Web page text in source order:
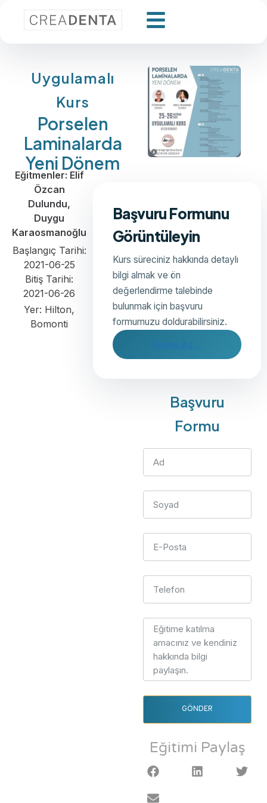
Uygulamalı
Kurs
Porselen
Laminalarda
Yeni Dönem
Başvuru Formunu
Görüntüleyin
Kurs süreciniz hakkında detaylı
bilgi almak ve ön
değerlendirme talebinde
bulunmak için başvuru
formumuzu doldurabilirsiniz.
Formu Aç
Eğitmenler: Elif
Özcan
Dulundu,
Duygu
Karaosmanoğlu
Başlangıç Tarihi:
2021-06-25
Bitiş Tarihi:
2021-06-26
Yer: Hilton,
Bomonti
Başvuru
Formu
GÖNDER
Eğitimi Paylaş